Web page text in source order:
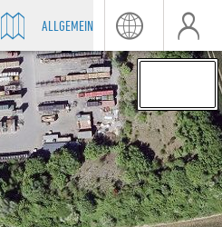
ALLGEMEIN